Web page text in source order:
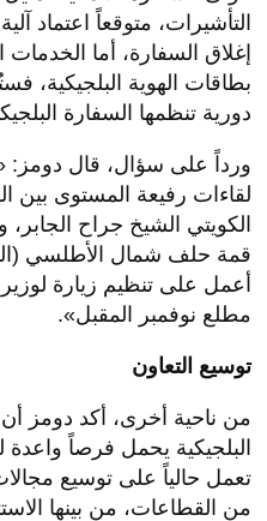
التأشيرات، متوقعاً اعتماد
إغلاق السفارة، أما
بطاقات الهوية البلجيكية،
دورية تنظمها السفارة
ورداً على سؤال، قال دومز:
لقاءات رفيعة المستوى بين
الكويتي الشيخ جراح
قمة حلف شمال الأطلسي
أعمل على تنظيم زيارة
مطلع نوفمبر المقبل».
توسيع التعاون
من ناحية أخرى، أكد دومز أن
البلجيكية يحمل فرصاً واعدة
تعمل حالياً على توسيع
من القطاعات، من بينها